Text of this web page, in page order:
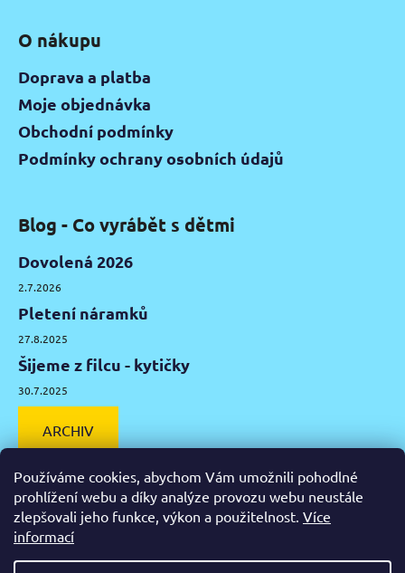
Používáme cookies, abychom Vám umožnili pohodlné
prohlížení webu a díky analýze provozu webu neustále
zlepšovali jeho funkce, výkon a použitelnost. Více
informací
O nákupu
Doprava a platba
Moje objednávka
Obchodní podmínky
Podmínky ochrany osobních údajů
Blog - Co vyrábět s dětmi
Dovolená 2026
2.7.2026
Pletení náramků
27.8.2025
Šijeme z filcu - kytičky
30.7.2025
ARCHIV
Facebook